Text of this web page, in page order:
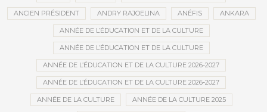
ANCIEN PRÉSIDENT ANDRY RAJOELINA ANÉFIS ANKARA
ANNÉE DE L’ÉDUCATION ET DE LA CULTURE
ANNÉE DE L’ÉDUCATION ET DE LA CULTURE
ANNÉE DE L’ÉDUCATION ET DE LA CULTURE 2026-2027
ANNÉE DE L’ÉDUCATION ET DE LA CULTURE 2026-2027
ANNÉE DE LA CULTURE ANNÉE DE LA CULTURE 2025